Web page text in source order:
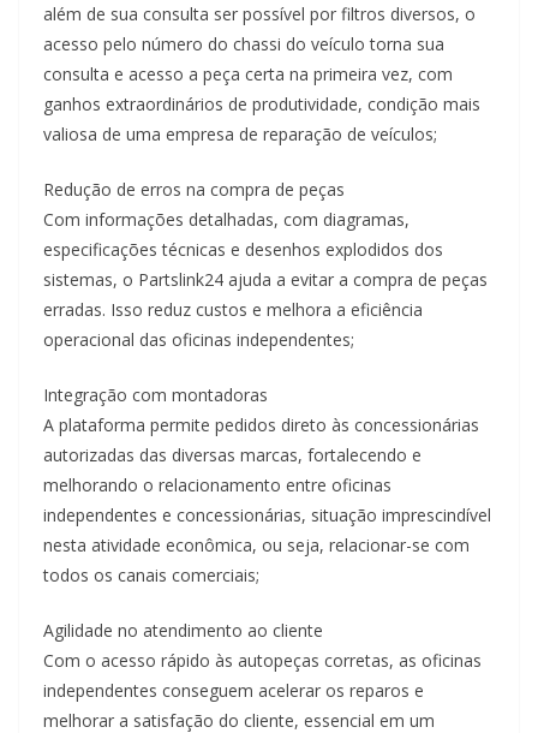
além de sua consulta ser possível por filtros diversos, o
acesso pelo número do chassi do veículo torna sua
consulta e acesso a peça certa na primeira vez, com
ganhos extraordinários de produtividade, condição mais
valiosa de uma empresa de reparação de veículos;
Redução de erros na compra de peças
Com informações detalhadas, com diagramas,
especificações técnicas e desenhos explodidos dos
sistemas, o Partslink24 ajuda a evitar a compra de peças
erradas. Isso reduz custos e melhora a eficiência
operacional das oficinas independentes;
Integração com montadoras
A plataforma permite pedidos direto às concessionárias
autorizadas das diversas marcas, fortalecendo e
melhorando o relacionamento entre oficinas
independentes e concessionárias, situação imprescindível
nesta atividade econômica, ou seja, relacionar-se com
todos os canais comerciais;
Agilidade no atendimento ao cliente
Com o acesso rápido às autopeças corretas, as oficinas
independentes conseguem acelerar os reparos e
melhorar a satisfação do cliente, essencial em um